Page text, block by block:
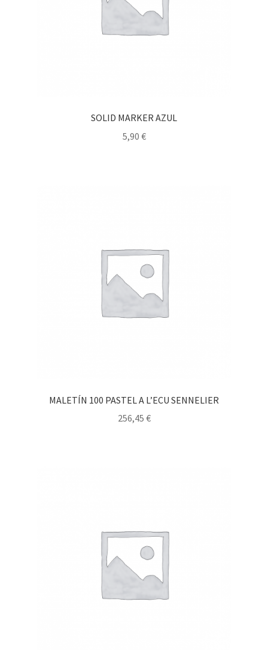
SOLID MARKER AZUL
5,90 €
MALETÍN 100 PASTEL A L’ECU SENNELIER
256,45 €